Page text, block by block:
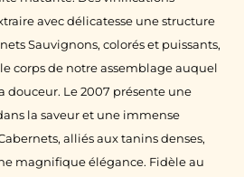
avec délicatesse une structure
Sauvignons, colorés et puissants,
corps de notre assemblage auquel
douceur. Le 2007 présente une
la saveur et une immense
alliés aux tanins denses,
magnifique élégance. Fidèle au